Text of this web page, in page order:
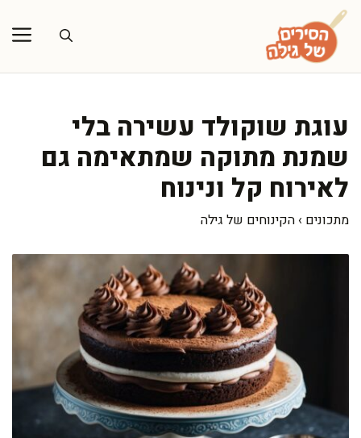
לדלג
לתוכן
עוגת שוקולד עשירה בלי
שמנת מתוקה שמתאימה גם
לאירוח קל ונינוח
מתכונים › הקינוחים של גילה